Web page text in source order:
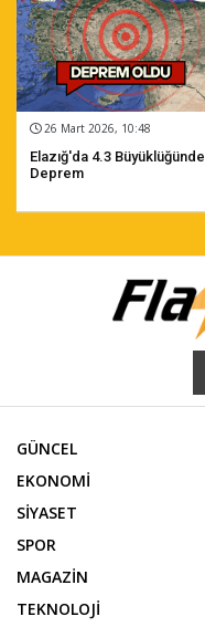
26 Mart 2026, 10:48
Elazığ'da 4.3 Büyüklüğünde
Deprem
GÜNCEL
EKONOMİ
SİYASET
SPOR
MAGAZİN
TEKNOLOJİ